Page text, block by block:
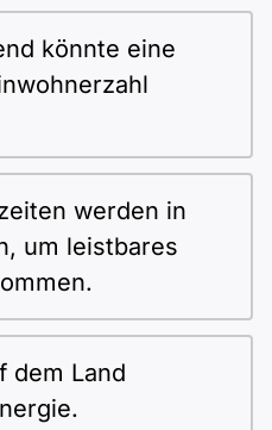
könnte eine
werden in
um leistbares
dem Land